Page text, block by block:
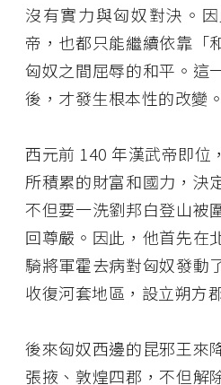
沒有實力與匈奴對決。
帝，也都只能繼續依靠「
匈奴之間屈辱的和平。這
後，才發生根本性的改變。
西元前 140 年漢武帝即位
所積累的財富和國力，決
不但要一洗劉邦白登山被
回尊嚴。因此，他首先在
騎將軍霍去病對匈奴發動
收復河套地區，設立朔方
後來匈奴西邊的昆邪王來
張掖、敦煌四郡，不但解